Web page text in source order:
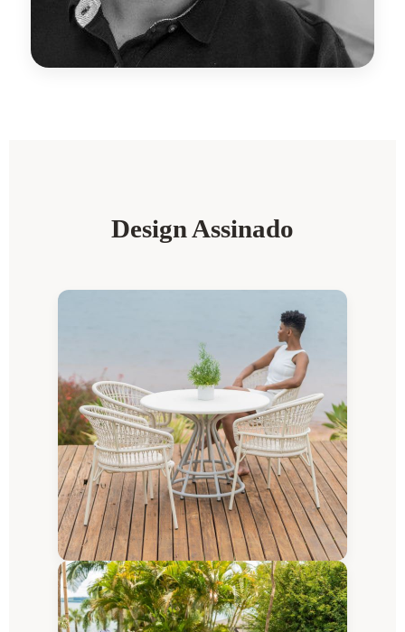
Design Assinado